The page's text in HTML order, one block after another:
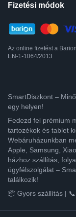
Fizetési módok
Az online fizetést a
EN-1-1064/2013
SmartDiszkont –
egy helyen!
Fedezd fel prémium
tartozékok és tablet
Webáruházunkban
Apple, Samsung,
házhoz szállítás,
ügyfélszolgálat –
találkozik!
📦 Gyors szállítás |